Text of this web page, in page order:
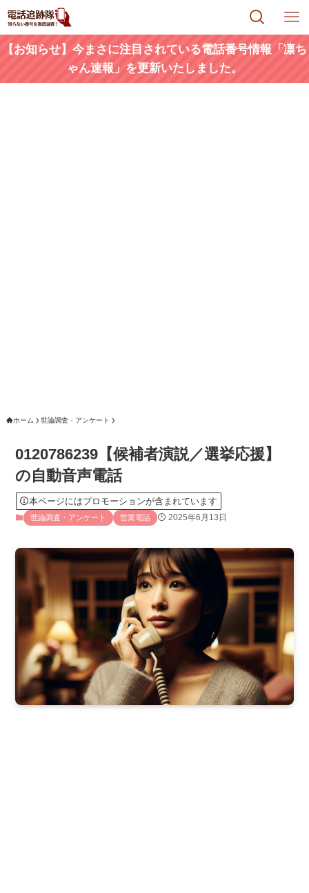
【お知らせ】今まさに注目されている電話番号情報「凛ち
ゃん速報」を更新いたしました。
ホーム 世論調査・アンケート
0120786239【候補者演説／選挙応援】
の自動音声電話
本ページにはプロモーションが含まれています
世論調査・アンケート 営業電話 2025年6月13日